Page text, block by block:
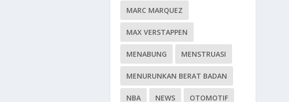
MARC MARQUEZ
MAX VERSTAPPEN
MENABUNG MENSTRUASI
MENURUNKAN BERAT BADAN
NBA NEWS OTOMOTIF